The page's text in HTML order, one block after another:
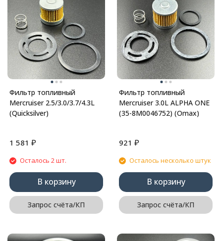
Фильтр топливный
Mercruiser 2.5/3.0/3.7/4.3L
(Quicksilver)
1 581 ₽
Осталось 2 шт.
В корзину
Запрос счёта/КП
Фильтр топливный
Mercruiser 3.0L ALPHA ONE
(35-8M0046752) (Omax)
921 ₽
Осталось несколько штук
В корзину
Запрос счёта/КП